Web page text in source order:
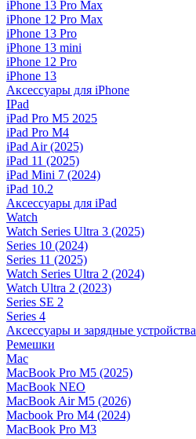
iPhone 13 Pro Max
iPhone 12 Pro Max
iPhone 13 Pro
iPhone 13 mini
iPhone 12 Pro
iPhone 13
Аксессуары для iPhone
IPad
iPad Pro M5 2025
iPad Pro M4
iPad Air (2025)
iPad 11 (2025)
iPad Mini 7 (2024)
iPad 10.2
Аксессуары для iPad
Watch
Watch Series Ultra 3 (2025)
Series 10 (2024)
Series 11 (2025)
Watch Series Ultra 2 (2024)
Watch Ultra 2 (2023)
Series SE 2
Series 4
Аксессуары и зарядные устройства
Ремешки
Mac
MacBook Pro M5 (2025)
MacBook NEO
MacBook Air M5 (2026)
Macbook Pro M4 (2024)
MacBook Pro M3